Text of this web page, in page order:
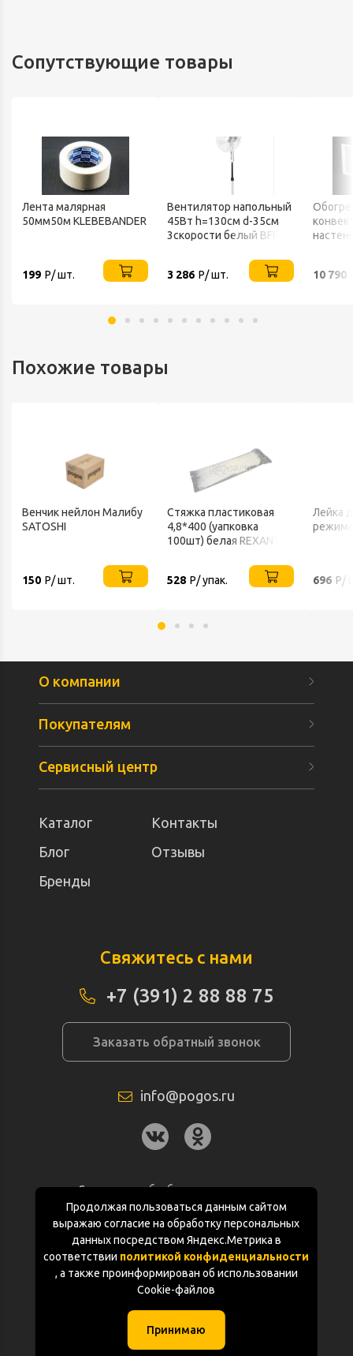
Сопутствующие товары
Лента малярная
50мм50м KLEBEBANDER
199 Р/ шт.
Вентилятор напольный
45Вт h=130см d-35см
3скорости белый BFF-
3 286 Р/ шт.
10 790
Похожие товары
Венчик нейлон Малибу
SATOSHI
150 Р/ шт.
Стяжка пластиковая
4,8*400 (уапковка
100шт) белая REXANT
528 Р/ упак.
Лейка
696 Р/
Продолжая пользоваться данным сайтом
выражаю согласие на обработку персональных
данных посредством Яндекс.Метрика в
соответствии политикой конфиденциальности
, а также проинформирован об использовании
Cookie-файлов
Принимаю
О компании
Покупателям
Сервисный центр
Каталог
Контакты
Блог
Отзывы
Бренды
Свяжитесь с нами
+7 (391) 2 88 88 75
Заказать обратный звонок
info@pogos.ru
Согласие на обработку персональных
данных
Политика конфиденциальности
Документация
(с) «POGOS.ru» 2010-2026 (ИП Чивчян М.Р.)